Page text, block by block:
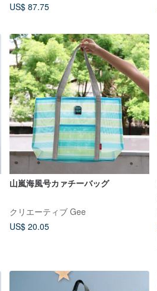
US$ 87.75
山嵐海風号カァチーバッグ
クリエーティブ Gee
US$ 20.05